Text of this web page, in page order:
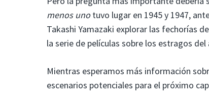
menos unotuvo lugar en 1945 y 1947,
Takashi Yamazaki explorar las fechorías
la serie de películas sobre los estragos
Mientras esperamos más información
escenarios potenciales para el próximo